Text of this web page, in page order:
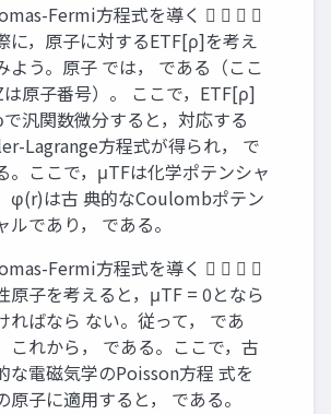
Fermi方程式を導く    
に，原子に対するETF[ρ]を考え
よう。原子 では， である（ここ
は原子番号）。 ここで，ETF[ρ]
で汎関数微分すると，対応する
Lagrange方程式が得られ， で
。ここで，μTFは化学ポテンシャ
φ(r)は古 典的なCoulombポテン
ルであり， である。
Fermi方程式を導く    
原子を考えると，μTF = 0となら
ればなら ない。従って， であ
これから， である。ここで，古
な電磁気学のPoisson方程 式を
原子に適用すると， である。